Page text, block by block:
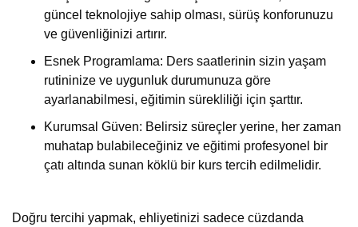
güncel teknolojiye sahip olması, sürüş konforunuzu
ve güvenliğinizi artırır.
Esnek Programlama: Ders saatlerinin sizin yaşam
rutininize ve uygunluk durumunuza göre
ayarlanabilmesi, eğitimin sürekliliği için şarttır.
Kurumsal Güven: Belirsiz süreçler yerine, her zaman
muhatap bulabileceğiniz ve eğitimi profesyonel bir
çatı altında sunan köklü bir kurs tercih edilmelidir.
Doğru tercihi yapmak, ehliyetinizi sadece cüzdanda